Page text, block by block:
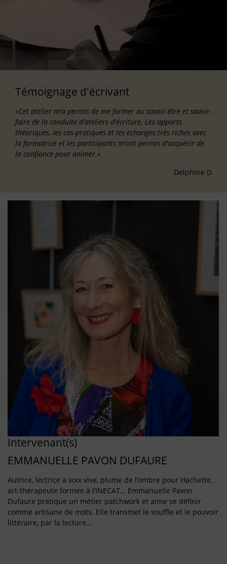
Témoignage d'écrivant
«Cet atelier m'a permis de me former au savoir-être et savoir-
faire de la conduite d'ateliers d'écriture. Les apports
théoriques, les cas-pratiques et les échanges très riches avec
la formatrice et les participants m'ont permis d'acquérir de
la confiance pour animer.»
Delphine D
Intervenant(s)
EMMANUELLE PAVON DUFAURE
Autrice, lectrice à voix vive, plume de l’ombre pour Hachette,
art-thérapeute formée à l’INECAT… Emmanuelle Pavon
Dufaure pratique un métier patchwork et aime se définir
comme artisane de mots. Elle transmet le souffle et le pouvoir
littéraire, par la lecture…